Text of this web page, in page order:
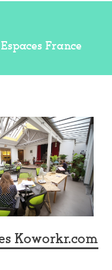
Espaces France
Koworkr.com